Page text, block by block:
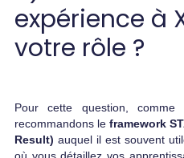
expérience à
votre rôle ?
Pour cette question,
recommandons le framework
Result) auquel il est souvent